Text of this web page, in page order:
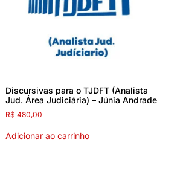
Discursivas para o TJDFT (Analista
Jud. Área Judiciária) – Júnia Andrade
R$ 480,00
Adicionar ao carrinho